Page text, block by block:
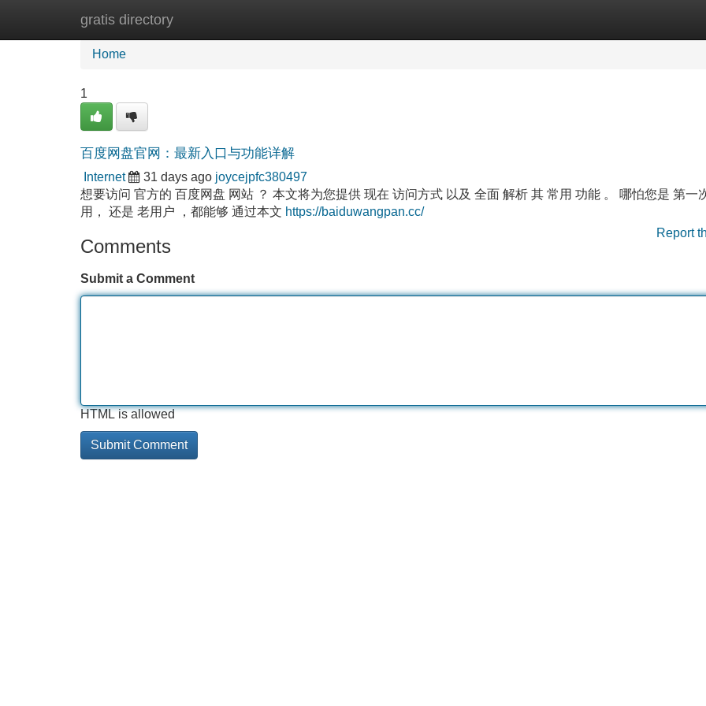
gratis directory
Home New Site Listings
Home
1
百度网盘官网：最新入口与功能详解
Internet 31 days ago joycejpfc380497
想要访问 官方的 百度网盘 网站 ？ 本文将为您提供 现在 访问方式 以及 全面 解析 其 常用 功能 。 哪怕您是 第一
用， 还是 老用户 ，都能够 通过本文 https://baiduwangpan.cc/
Report
Comments
Submit a Comment
HTML is allowed